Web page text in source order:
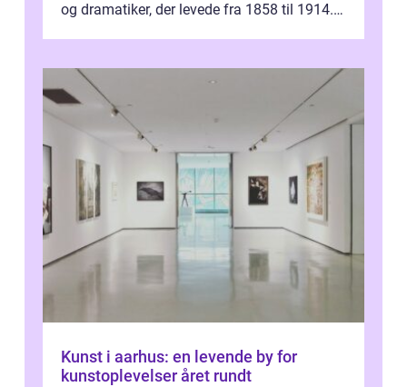
og dramatiker, der levede fra 1858 til 1914.
Kunst i aarhus: en levende by for
kunstoplevelser året rundt